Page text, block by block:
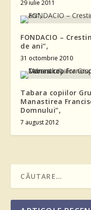
29 iulie 2011
FONDACIO –
de ani”,
31 octombrie 2010
Tabara copiilor
Manastirea
Domnului”,
7 august 2012